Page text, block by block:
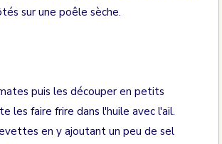
sur une poêle sèche.
puis les découper en petits
les faire frire dans l'huile avec l'ail.
en y ajoutant un peu de sel